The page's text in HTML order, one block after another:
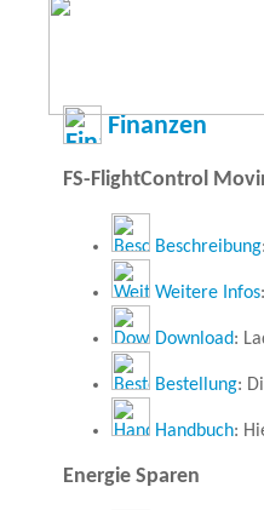
Finanzen
FS-FlightControl
Beschreibung
Weitere Infos
Download:
Bestellung:
Handbuch:
Energie Sparen